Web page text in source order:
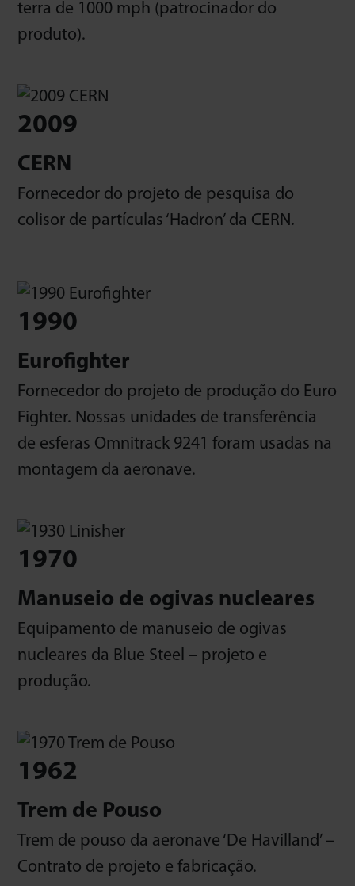
terra de 1000 mph (patrocinador do
produto).
2009
CERN
Fornecedor do projeto de pesquisa do
colisor de partículas ‘Hadron’ da CERN.
1990
Eurofighter
Fornecedor do projeto de produção do Euro
Fighter. Nossas unidades de transferência
de esferas Omnitrack 9241 foram usadas na
montagem da aeronave.
1970
Manuseio de ogivas nucleares
Equipamento de manuseio de ogivas
nucleares da Blue Steel – projeto e
produção.
1962
Trem de Pouso
Trem de pouso da aeronave ‘De Havilland’ –
Contrato de projeto e fabricação.